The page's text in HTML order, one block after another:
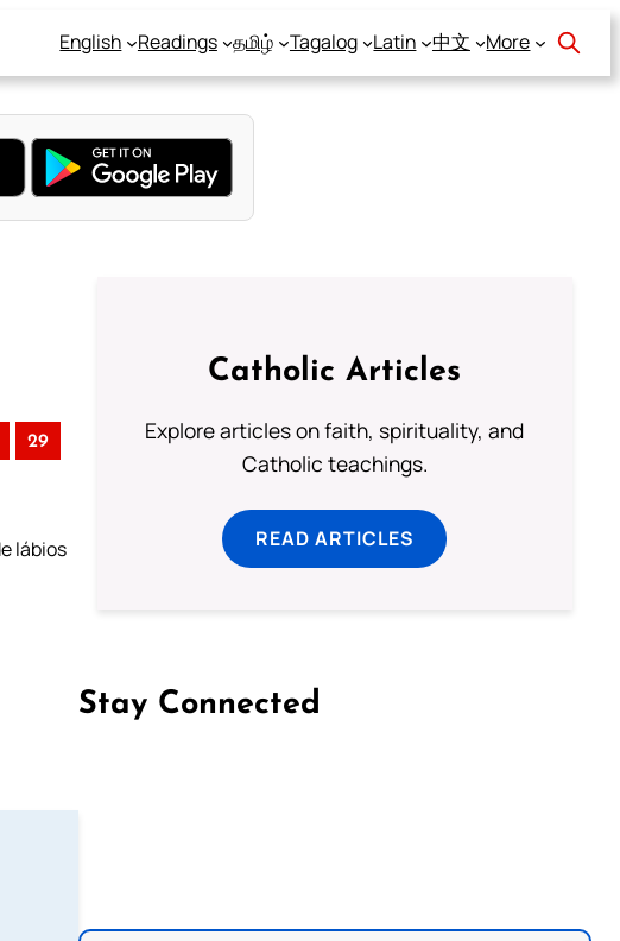
English Readings தமிழ் Tagalog Latin 中文 More
29
lábios
Catholic Articles
Explore articles on faith, spirituality, and
Catholic teachings.
READ ARTICLES
Stay Connected
Follow us on Facebook